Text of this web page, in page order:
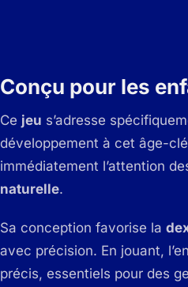
Conçu pour les
Ce jeu s’adresse
développement à cet âge-
immédiatement l’attention
naturelle.
Sa conception favorise la
avec précision. En jouant,
précis, essentiels pour des